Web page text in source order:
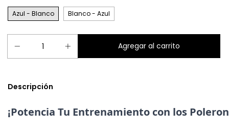
Azul - Blanco
Blanco - Azul
Descripción
¡Potencia Tu Entrenamiento con los